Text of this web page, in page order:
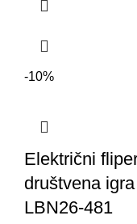
-10%
Električni
društvena
LBN26-481